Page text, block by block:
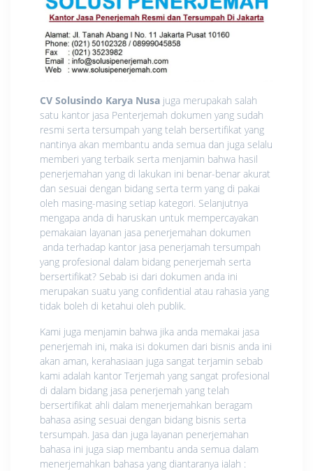
CV Solusindo Karya Nusa juga merupakah salah
satu kantor jasa Penterjemah dokumen yang sudah
resmi serta tersumpah yang telah bersertifikat yang
nantinya akan membantu anda semua dan juga selalu
memberi yang terbaik serta menjamin bahwa hasil
penerjemahan yang di lakukan ini benar-benar akurat
dan sesuai dengan bidang serta term yang di pakai
oleh masing-masing setiap kategori. Selanjutnya
mengapa anda di haruskan untuk mempercayakan
pemakaian layanan jasa penerjemahan dokumen
anda terhadap kantor jasa penerjamah tersumpah
yang profesional dalam bidang penerjemah serta
bersertifikat? Sebab isi dari dokumen anda ini
merupakan suatu yang confidential atau rahasia yang
tidak boleh di ketahui oleh publik.
Kami juga menjamin bahwa jika anda memakai jasa
penerjemah ini, maka isi dokumen dari bisnis anda ini
akan aman, kerahasiaan juga sangat terjamin sebab
kami adalah kantor Terjemah yang sangat profesional
di dalam bidang jasa penerjemah yang telah
bersertifikat ahli dalam menerjemahkan beragam
bahasa asing sesuai dengan bidang bisnis serta
tersumpah. Jasa dan juga layanan penerjemahan
bahasa ini juga siap membantu anda semua dalam
menerjemahkan bahasa yang diantaranya ialah :